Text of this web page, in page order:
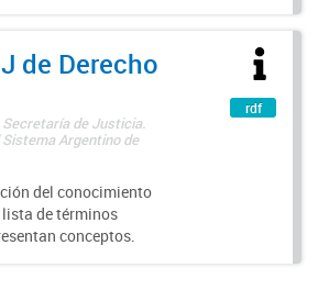
de Derecho
de Justicia.
Argentino de
del conocimiento
de términos
conceptos.
rdf